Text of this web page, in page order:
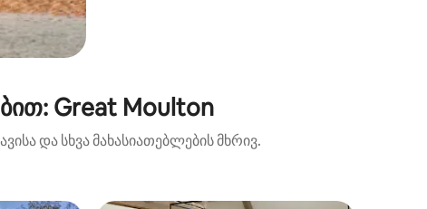
Great Moulton
და სხვა მახასიათებლების მხრივ.